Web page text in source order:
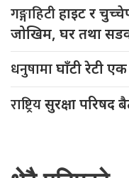
गङ्गाहिटीहाइट र
जोखिम, घर तथा
धनुषामाघाँटी रेटी
राष्ट्रियसुरक्षा परिषद